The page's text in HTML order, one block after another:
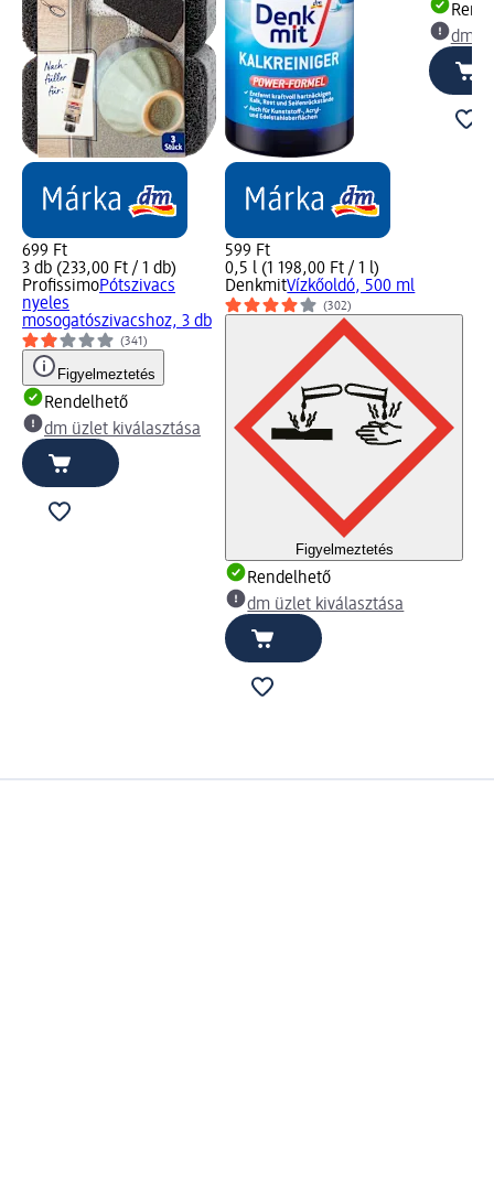
699 Ft
3 db (233,00 Ft / 1 db)
ProfissimoPótszivacs
nyeles
mosogatószivacshoz, 3 db
(341)
Figyelmeztetés
Rendelhető
dm üzlet kiválasztása
599 Ft
0,5 l (1 198,00 Ft / 1 l)
DenkmitVízkőoldó, 500 ml
(302)
Figyelmeztetés
Rendelhető
dm üzlet kiválasztása
dm